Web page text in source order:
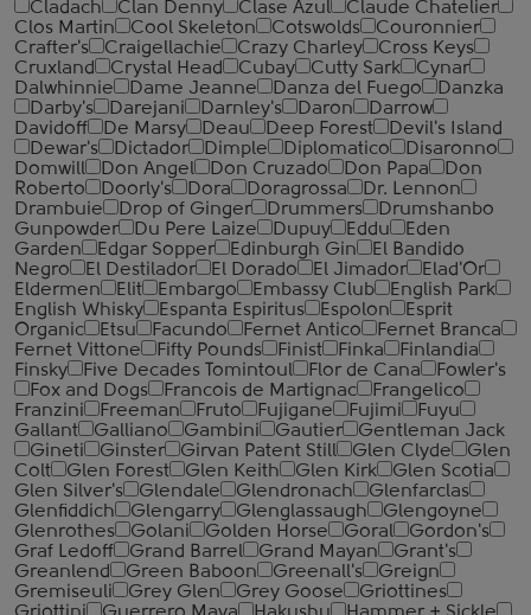
Cladach Clan Denny Clase Azul
Claude Chatelier
Clos Martin
Cool Skeleton Cotswolds
Couronnier
Crafter's
Craigellachie Crazy Charley
Cross Keys
Cruxland
Crystal Head Cubay Cutty Sark
Cynar
Dalwhinnie
Dame Jeanne Danza del Fuego
Danzka
Darby's
Darejani Darnley's Daron
Darrow
Davidoff
De Marsy Deau Deep Forest
Devil's Island
Dewar's
Dictador Dimple Diplomatico
Disaronno
Domwill
Don Angel Don Cruzado Don Papa
Don
Roberto
Doorly's Dora Doragrossa
Dr. Lennon
Drambuie
Drop of Ginger Drummers
Drumshanbo
Gunpowder
Du Pere Laize Dupuy Eddu
Eden
Garden
Edgar Sopper Edinburgh Gin
El Bandido
Negro
El Destilador El Dorado El Jimador
Elad'Or
Eldermen
Elit Embargo Embassy Club
English Park
English Whisky
Espanta Espiritus Espolon
Esprit
Organic
Etsu Facundo Fernet Antico
Fernet Branca
Fernet Vittone
Fifty Pounds Finist Finka
Finlandia
Finsky
Five Decades Tomintoul Flor de Cana
Fowler's
Fox and Dogs
Francois de Martignac
Frangelico
Franzini
Freeman Fruto Fujigane Fujimi
Fuyu
Gallant
Galliano Gambini Gautier
Gentleman Jack
Gineti
Ginster Girvan Patent Still Glen Clyde
Glen
Colt
Glen Forest Glen Keith Glen Kirk
Glen Scotia
Glen Silver's
Glendale Glendronach
Glenfarclas
Glenfiddich
Glengarry Glenglassaugh
Glengoyne
Glenrothes
Golani Golden Horse Goral
Gordon's
Graf Ledoff
Grand Barrel Grand Mayan
Grant's
Greanlend
Green Baboon Greenall's
Greign
Gremiseuli
Grey Glen Grey Goose
Griottines